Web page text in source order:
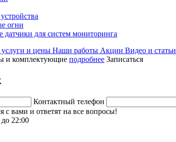
огни
датчики для систем мониторинга
и цены Наши работы Акции Видео и статьи
и комплектующие подробнее Записаться
Контактный телефон
вами и ответят на все вопросы!
22:00